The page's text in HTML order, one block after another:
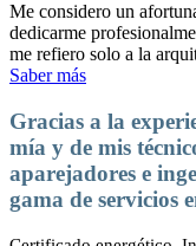
Me considero un
dedicarme
me refiero solo a la
Saber más
Gracias a la
mía y de mis
aparejadores e
gama de servicios